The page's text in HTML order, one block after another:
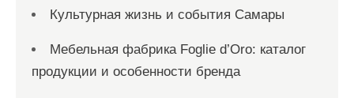
Культурная жизнь и события Самары
Мебельная фабрика Foglie d’Oro: каталог
продукции и особенности бренда